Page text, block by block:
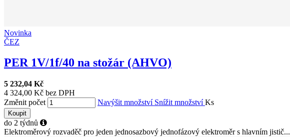
Novinka
ČEZ
PER 1V/1f/40 na stožár (AHVO)
5 232,04 Kč
4 324,00 Kč bez DPH
Změnit počet
Navýšit množství Snížit množstvíKs
Koupit
do 2 týdnů
Elektroměrový rozvaděč pro jeden jednosazbový jednofázový elektroměr s hlavním jistič...